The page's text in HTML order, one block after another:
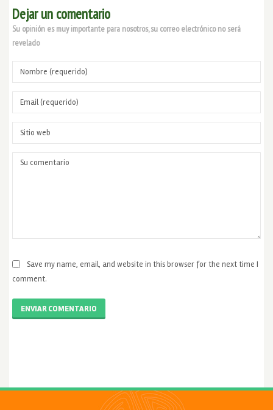
Dejar un comentario
Su opinión es muy importante para nosotros, su correo electrónico no será
revelado
Save my name, email, and website in this browser for the next time I
comment.
ENVIAR COMENTARIO